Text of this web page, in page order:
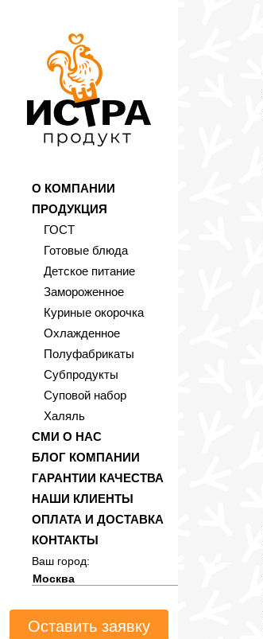
О КОМПАНИИ
ПРОДУКЦИЯ
ГОСТ
Готовые блюда
Детское питание
Замороженное
Куриные окорочка
Охлажденное
Полуфабрикаты
Субпродукты
Суповой набор
Халяль
СМИ О НАС
БЛОГ КОМПАНИИ
ГАРАНТИИ КАЧЕСТВА
НАШИ КЛИЕНТЫ
ОПЛАТА И ДОСТАВКА
КОНТАКТЫ
Ваш город:
Оставить заявку